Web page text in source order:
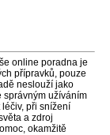
online poradna je
přípravků, pouze
neslouží jako
správným užíváním
při snížení
a zdroj
okamžitě